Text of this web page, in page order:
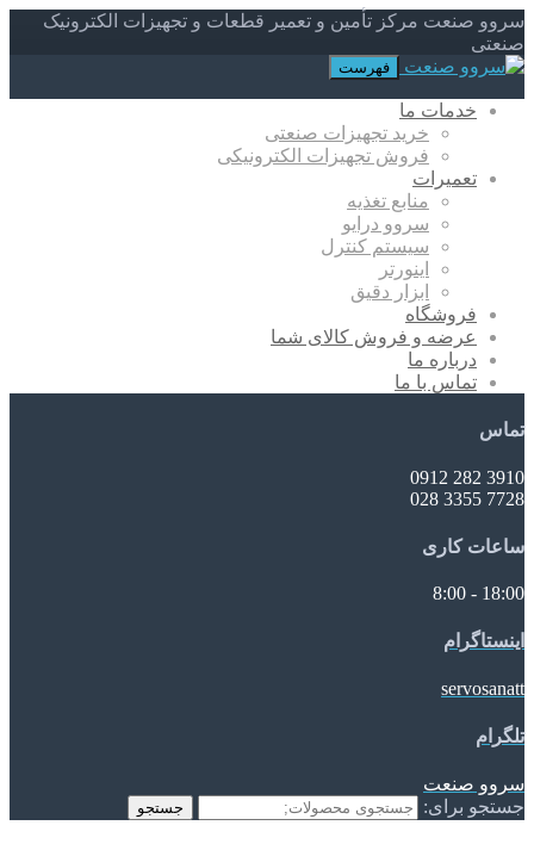
سروو صنعت مرکز تأمین و تعمیر قطعات و تجهیزات الکترونیک
صنعتی
فهرست
خدمات ما
خرید تجهیزات صنعتی
فروش تجهیزات الکترونیکی
تعمیرات
منابع تغذیه
سروو درایو
سیستم کنترل
اینورتر
ابزار دقیق
فروشگاه
عرضه و فروش کالای شما
درباره ما
تماس با ما
تماس
3910 282 0912
7728 3355 028
ساعات کاری
18:00 - 8:00
اینستاگرام
servosanatt
تلگرام
سروو صنعت
جستجو برای:
جستجو